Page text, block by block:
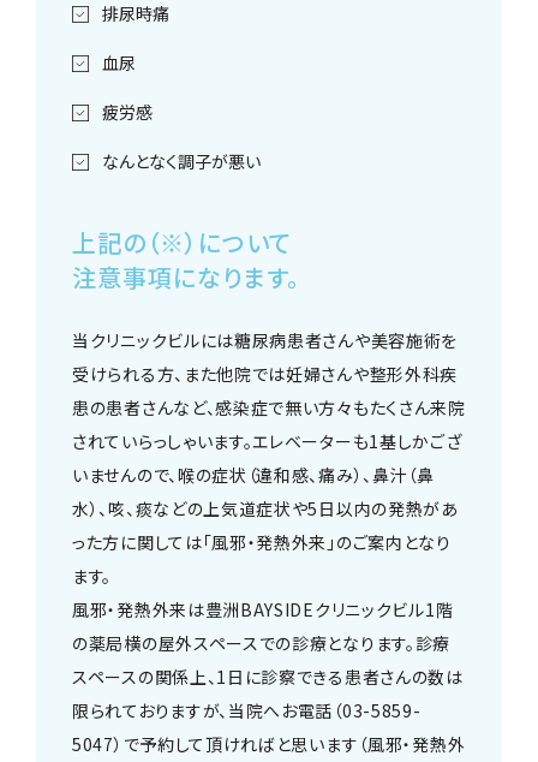
排尿時痛
血尿
疲労感
なんとなく調子が悪い
上記の（※）について
注意事項になります。
当クリニックビルには糖尿病患者さんや美容施術を
受けられる方、また他院では妊婦さんや整形外科疾
患の患者さんなど、感染症で無い方々もたくさん来院
されていらっしゃいます。エレベーターも1基しかござ
いませんので、喉の症状（違和感、痛み）、鼻汁（鼻
水）、咳、痰などの上気道症状や5日以内の発熱があ
った方に関しては「風邪・発熱外来」のご案内となり
ます。
風邪・発熱外来は豊洲BAYSIDEクリニックビル1階
の薬局横の屋外スペースでの診療となります。診療
スペースの関係上、1日に診察できる患者さんの数は
限られておりますが、当院へお電話（03-5859-
5047）で予約して頂ければと思います（風邪・発熱外